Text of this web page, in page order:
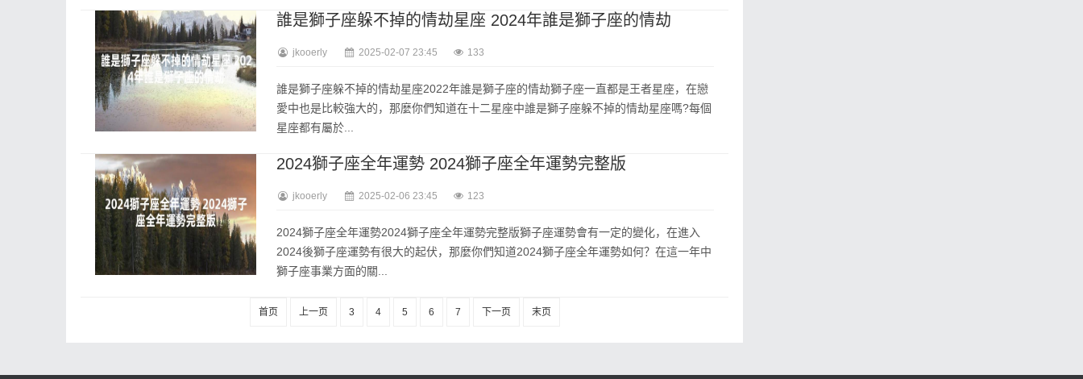
誰是獅子座躲不掉的情劫星座 2024年誰是獅子座的情劫
jkooerly 2025-02-07 23:45 133
誰是獅子座躲不掉的情劫星座2022年誰是獅子座的情劫獅子座一直都是王者星座，在戀
愛中也是比較強大的，那麼你們知道在十二星座中誰是獅子座躲不掉的情劫星座嗎?每個
星座都有屬於...
2024獅子座全年運勢 2024獅子座全年運勢完整版
jkooerly 2025-02-06 23:45 123
2024獅子座全年運勢2024獅子座全年運勢完整版獅子座運勢會有一定的變化，在進入
2024後獅子座運勢有很大的起伏，那麼你們知道2024獅子座全年運勢如何？在這一年中
獅子座事業方面的關...
首页 上一页 3 4 5 6 7 下一页 末页